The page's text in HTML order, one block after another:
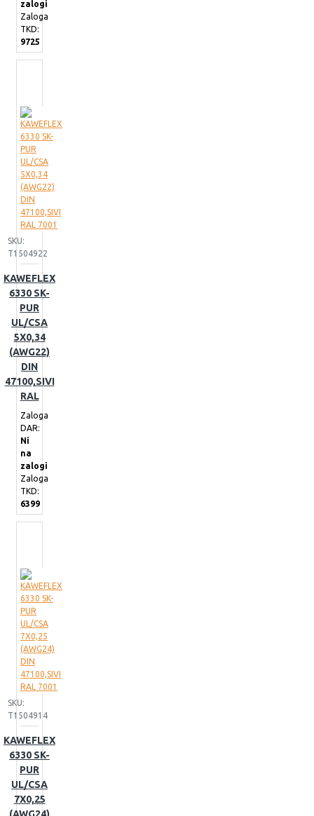
zalogi
Zaloga
TKD:
9725
SKU:
T1504922
KAWEFLEX
6330 SK-
PUR
UL/CSA
5X0,34
(AWG22)
DIN
47100,SIVI
RAL
Zaloga
DAR:
Ni
na
zalogi
Zaloga
TKD:
6399
SKU:
T1504914
KAWEFLEX
6330 SK-
PUR
UL/CSA
7X0,25